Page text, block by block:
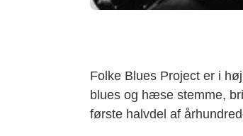
Folke Blues Project er i
blues og hæse stemme,
første halvdel af